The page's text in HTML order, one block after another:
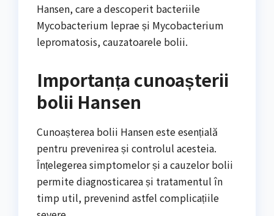
Hansen, care a descoperit bacteriile
Mycobacterium leprae și Mycobacterium
lepromatosis, cauzatoarele bolii.
Importanța cunoașterii
bolii Hansen
Cunoașterea bolii Hansen este esențială
pentru prevenirea și controlul acesteia.
Înțelegerea simptomelor și a cauzelor bolii
permite diagnosticarea și tratamentul în
timp util, prevenind astfel complicațiile